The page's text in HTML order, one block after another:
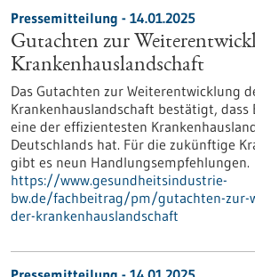
Pressemitteilung - 14.01.2025
Gutachten zur
Krankenhauslandschaft
Das Gutachten zur Weiterentwicklung
Krankenhauslandschaft bestätigt, dass
eine der effizientesten
Deutschlands hat. Für die zukünftige
gibt es neun Handlungsempfehlungen.
https://www.gesundheitsindustrie-
bw.de/fachbeitrag/pm/gutachten-zur-
der-krankenhauslandschaft